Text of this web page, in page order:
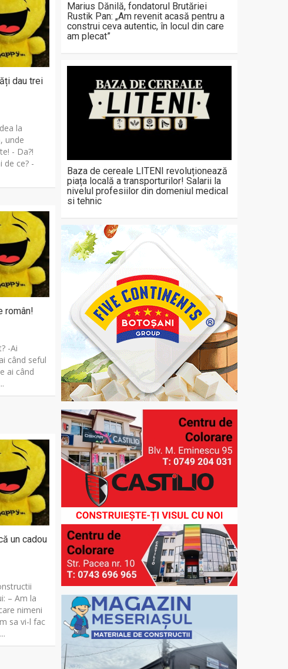
dau trei
la
unde
- Da?!
de ce? -
român!
-Ai
când seful
ai când
un cadou
– Am la
nimeni
sa vi-l fac
Marius Dănilă, fondatorul Brutăriei
Rustik Pan: „Am revenit acasă pentru a
construi ceva autentic, în locul din care
am plecat”
Baza de cereale LITENI revoluționează
piața locală a transporturilor! Salarii la
nivelul profesiilor din domeniul medical
si tehnic